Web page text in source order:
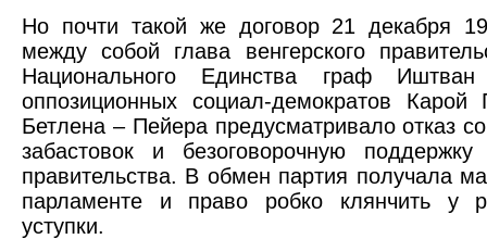
Но почти такой же договор 21 декабря
между собой глава венгерского
Национального Единства граф
оппозиционных социал-демократов
Бетлена – Пейера предусматривало отказ
забастовок и безоговорочную
правительства. В обмен партия получала
парламенте и право робко клянчить у
уступки.